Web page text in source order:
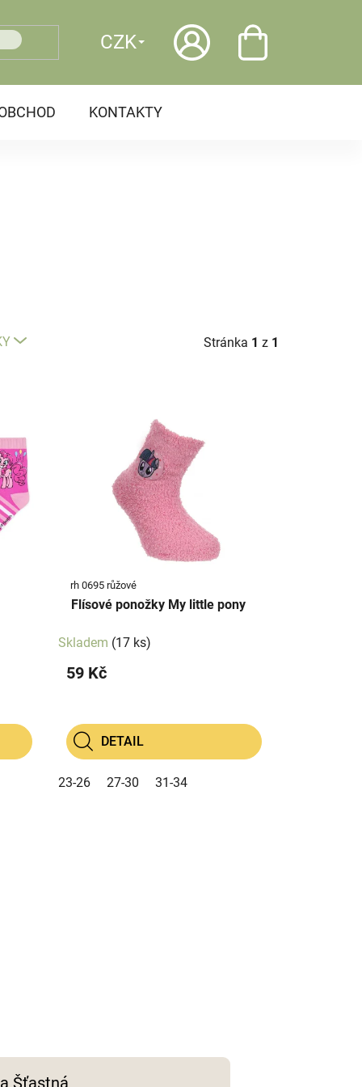
CZK
KONTAKTY
Stránka 1 z 1
rh 0695 růžové
Flísové ponožky My little pony
Skladem (17 ks)
59 Kč
DETAIL
23-26 27-30 31-34
Šťastná